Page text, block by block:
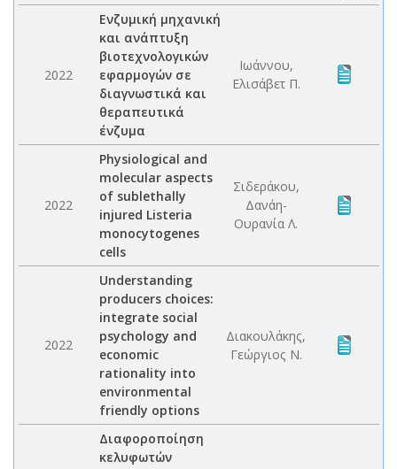
2022
Ενζυμική μηχανική
και ανάπτυξη
βιοτεχνολογικών
εφαρμογών σε
διαγνωστικά και
θεραπευτικά
ένζυμα
Ιωάννου,
Ελισάβετ Π.
2022
Physiological and
molecular aspects
of sublethally
injured Listeria
monocytogenes
cells
Σιδεράκου,
Δανάη-
Ουρανία Λ.
2022
Understanding
producers choices:
integrate social
psychology and
economic
rationality into
environmental
friendly options
Διακουλάκης,
Γεώργιος Ν.
Διαφοροποίηση
κελυφωτών